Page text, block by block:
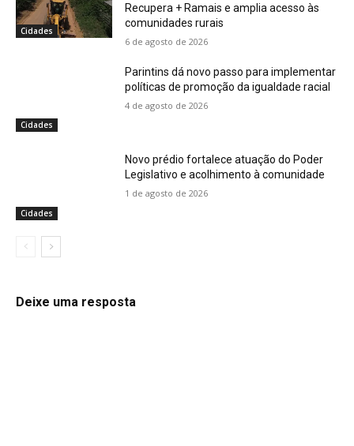
Cidades
Recupera + Ramais e amplia acesso às
comunidades rurais
6 de agosto de 2026
Cidades
Parintins dá novo passo para implementar
políticas de promoção da igualdade racial
4 de agosto de 2026
Cidades
Novo prédio fortalece atuação do Poder
Legislativo e acolhimento à comunidade
1 de agosto de 2026
Deixe uma resposta